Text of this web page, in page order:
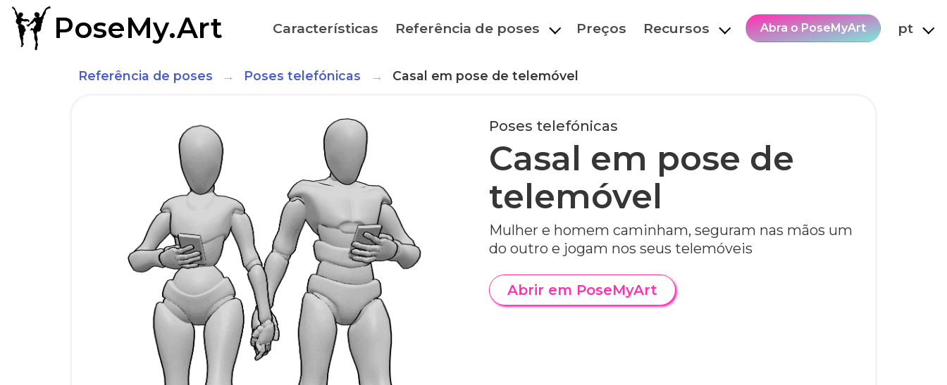
PoseMy.Art Características Referência de poses Preços Recursos Abra o PoseMyArt pt
Referência de poses Poses telefónicas Casal em pose de telemóvel
Poses telefónicas
Casal em pose de
telemóvel
Mulher e homem caminham, seguram nas mãos um
do outro e jogam nos seus telemóveis
Abrir em PoseMyArt